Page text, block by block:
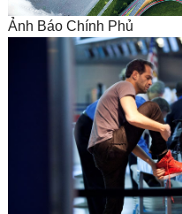
Ảnh Báo Chính Phủ